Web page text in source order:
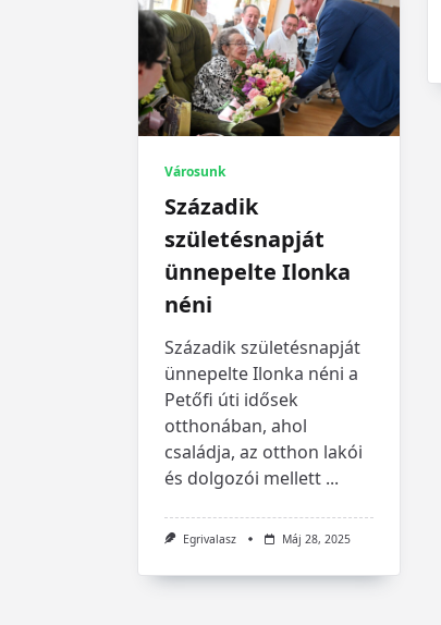
Városunk
Századik
születésnapját
ünnepelte Ilonka
néni
Századik születésnapját
ünnepelte Ilonka néni a
Petőfi úti idősek
otthonában, ahol
családja, az otthon lakói
és dolgozói mellett ...
Egrivalasz Máj 28, 2025